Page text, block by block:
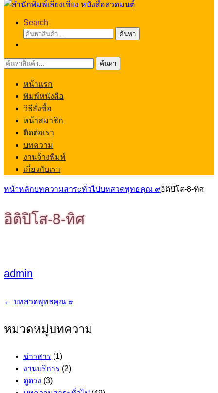
Search
ค้นหา:
ค้นหา
ค้นหา: ค้นหา
หน้าแรก
พิมพ์หนังสือ
วิธีสั่งซื้อ
หน้าสมาชิก
ติดต่อเรา
บทความ
งานจ้างพิมพ์
เกี่ยวกับเรา
หน้าหลักบทความสาระทั่วไปบทสวดพุทธคุณ ๙อิติปิโส-8-ทิศ
อิติปิโส-8-ทิศ
admin
แนะแนว
เรื่อง
← บทสวดพุทธคุณ ๙
หมวดหมู่บทความ
ข่าวสาร (1)
งานบริการ (2)
ดูดวง (3)